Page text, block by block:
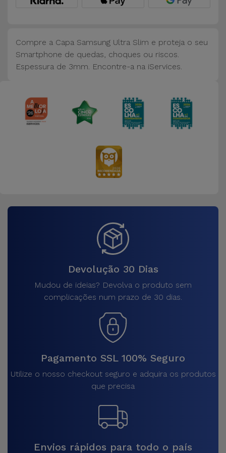
de
Computador
Tablet
Compre a Capa Samsung Ultra Slim e proteja o seu
Smartphone de quedas, choques ou riscos.
Espessura de 3mm. Encontre-a na iServices.
Devolução 30 Dias
Mudou de ideias? Devolva o produto sem
complicações num prazo de 30 dias.
Pagamento SSL 100% Seguro
Utilize o nosso checkout seguro e adquira os produtos
que precisa
Envios rápidos para todo o país